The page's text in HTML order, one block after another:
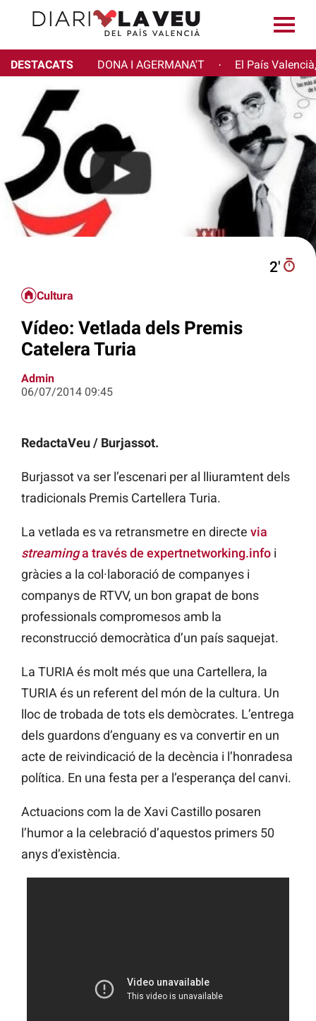
DESTACATS DONA I AGERMANA'T · El País
2′
Cultura
Vídeo: Vetlada dels Premis
Catelera Turia
Admin
06/07/2014 09:45
RedactaVeu / Burjassot.
Burjassot va ser l’escenari per al lliuramtent dels
tradicionals Premis Cartellera Turia.
La vetlada es va retransmetre en directe via
streaminga través de expertnetworking.info i
gràcies a la col·laboració de companyes i
companys de RTVV, un bon grapat de bons
professionals compromesos amb la
reconstrucció democràtica d’un país saquejat.
La TURIA és molt més que una Cartellera, la
TURIA és un referent del món de la cultura. Un
lloc de trobada de tots els demòcrates. L’entrega
dels guardons d’enguany es va convertir en un
acte de reivindicació de la decència i l’honradesa
política. En una festa per a l’esperança del canvi.
Actuacions com la de Xavi Castillo posaren
l’humor a la celebració d’aquestos primers 50
anys d’existència.